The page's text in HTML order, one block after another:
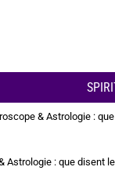
& Astrologie : que
Astrologie : que disent